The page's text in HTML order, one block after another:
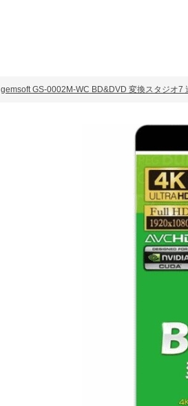
gemsoft GS-0002M-WC BD&DVD 変換スタジオ7